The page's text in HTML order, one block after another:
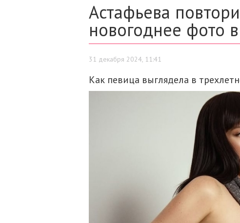
Астафьева
новогоднее фото
31 декабря 2024, 11:41
Как певица выглядела в